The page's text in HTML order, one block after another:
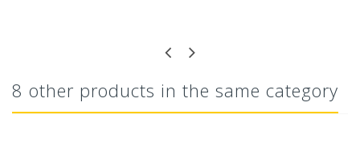
8 other products in the same category